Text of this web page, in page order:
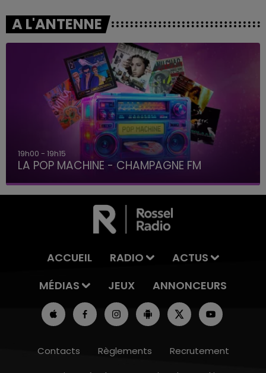
A L'ANTENNE
19h00 - 19h15
LA POP MACHINE - CHAMPAGNE FM
ACCUEIL RADIO
ACTUS
MÉDIAS
JEUX ANNONCEURS
Contacts Règlements
Recrutement